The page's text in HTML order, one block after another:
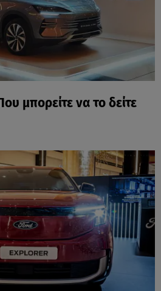
μπορείτε να το δείτε